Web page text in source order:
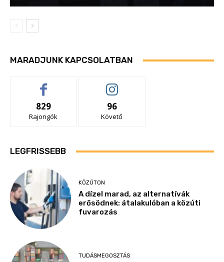
MARADJUNK KAPCSOLATBAN
829
Rajongók
96
Követő
LEGFRISSEBB
KÖZÚTON
A dízel marad, az alternatívák
erősödnek: átalakulóban a közúti
fuvarozás
TUDÁSMEGOSZTÁS